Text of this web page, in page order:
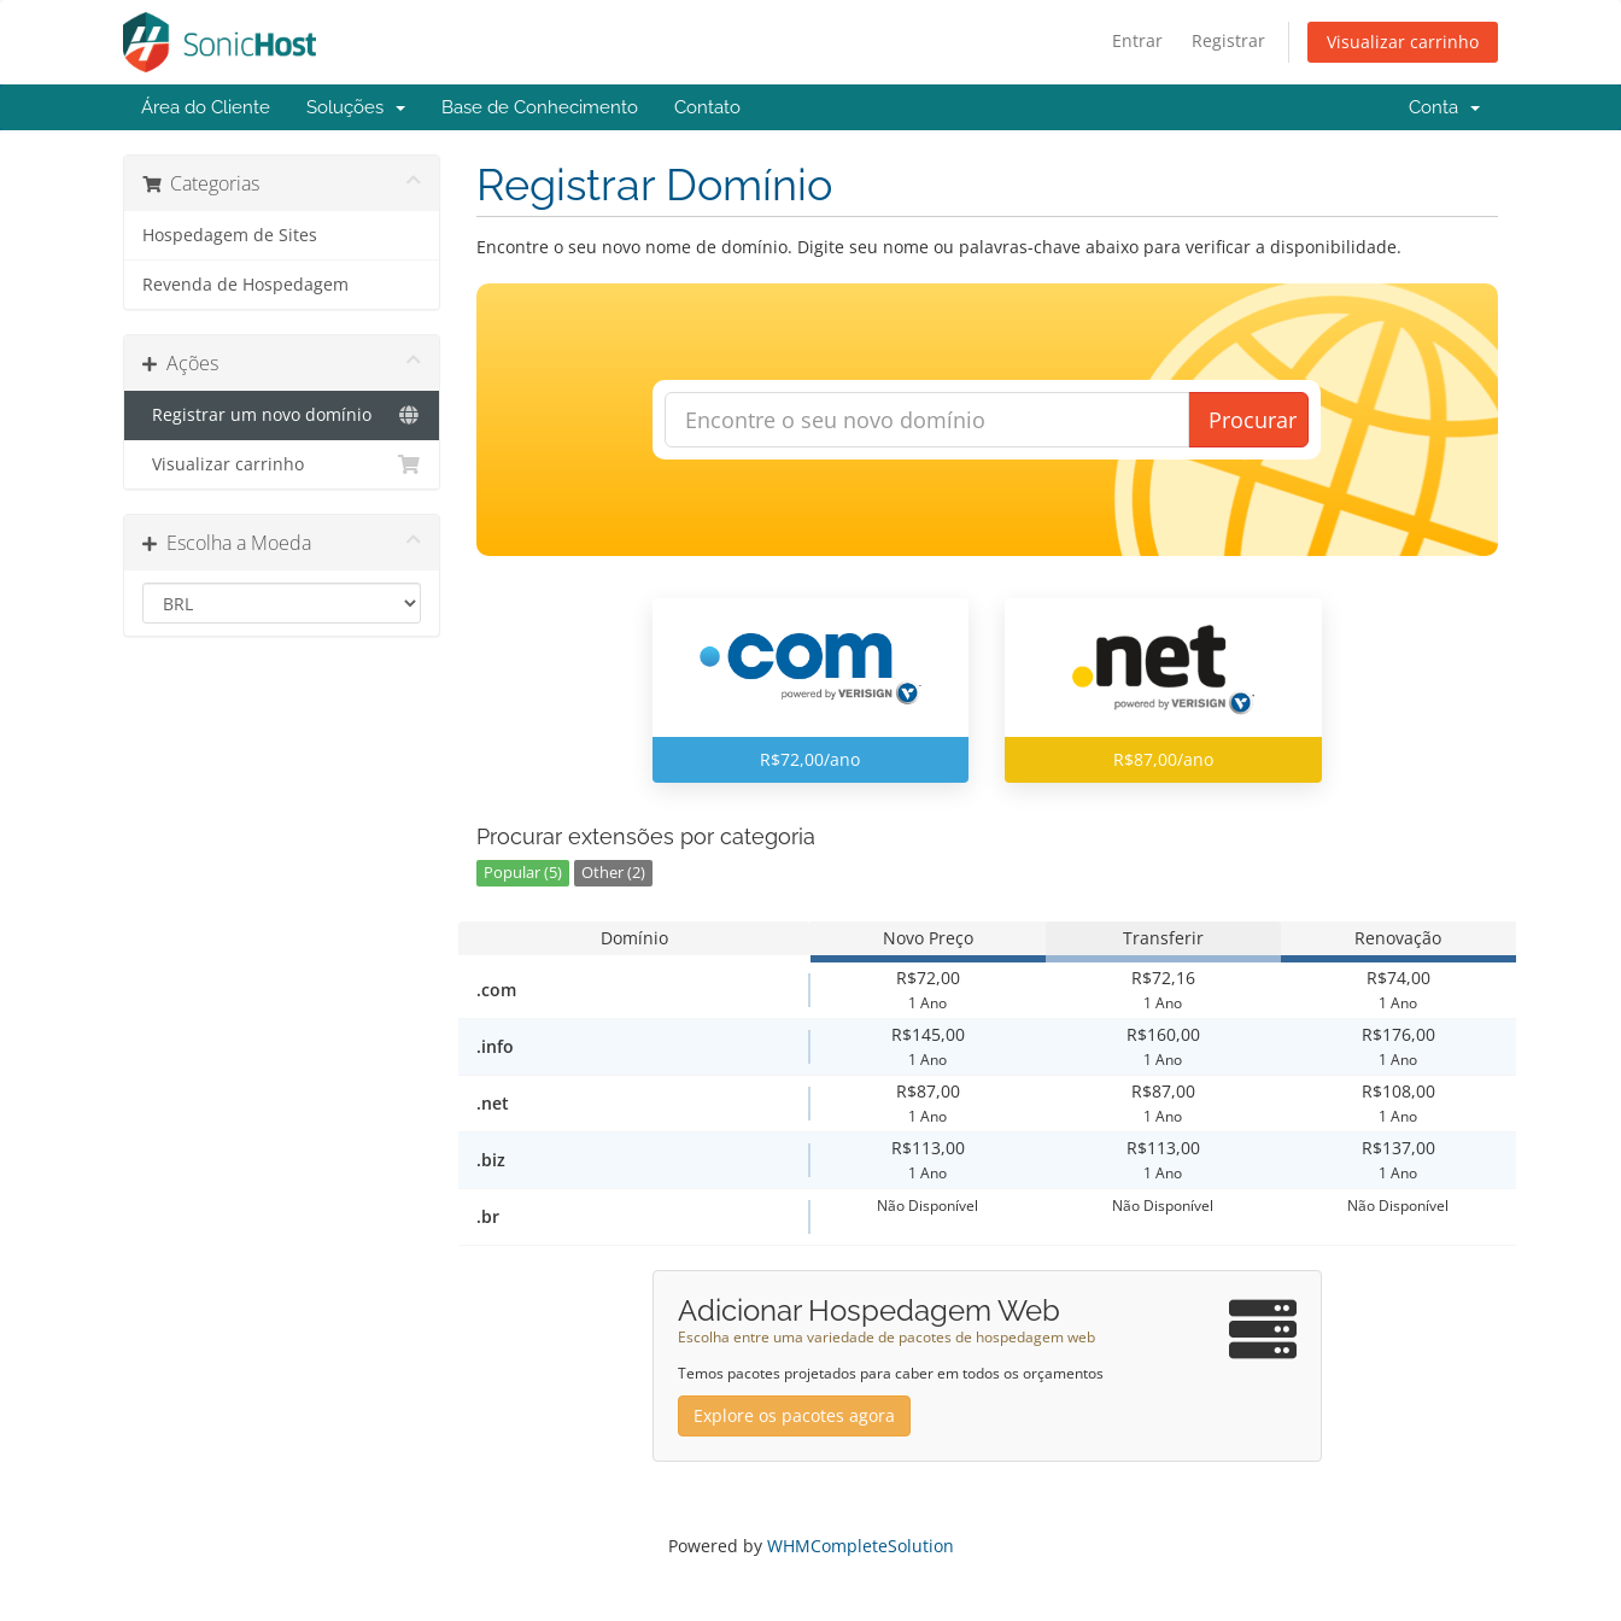
Entrar Registrar Visualizar carrinho
Área do Cliente Soluções Base de Conhecimento Contato Conta
Categorias
Hospedagem de Sites
Revenda de Hospedagem
Ações
Registrar um novo domínio
Visualizar carrinho
Escolha a Moeda
Registrar Domínio
Encontre o seu novo nome de domínio. Digite seu nome ou palavras-chave abaixo para verificar a disponibilidade.
Procurar
R$72,00/ano R$87,00/ano
Procurar extensões por categoria
Popular (5) Other (2)
Domínio Novo Preço Transferir Renovação
.com
R$72,00
1 Ano
R$72,16
1 Ano
R$74,00
1 Ano
.info
R$145,00
1 Ano
R$160,00
1 Ano
R$176,00
1 Ano
.net
R$87,00
1 Ano
R$87,00
1 Ano
R$108,00
1 Ano
.biz
R$113,00
1 Ano
R$113,00
1 Ano
R$137,00
1 Ano
.br Não Disponível Não Disponível Não Disponível
Adicionar Hospedagem Web
Escolha entre uma variedade de pacotes de hospedagem web
Temos pacotes projetados para caber em todos os orçamentos
Explore os pacotes agora
Powered by WHMCompleteSolution